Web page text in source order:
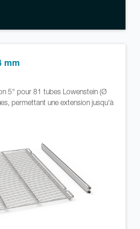
mm
5° pour 81 tubes Lowenstein (Ø
permettant une extension jusqu'à